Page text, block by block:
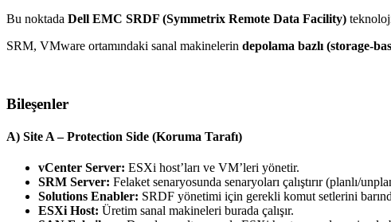
Bu noktada Dell EMC SRDF (Symmetrix Remote Data Facility)
SRM, VMware ortamındaki sanal makinelerin depolama bazlı (storage-
Bileşenler
A) Site A – Protection Side (Koruma Tarafı)
vCenter Server: ESXi host’ları ve VM’leri yönetir.
SRM Server: Felaket senaryosunda senaryoları çalıştırır (planlı/
Solutions Enabler: SRDF yönetimi için gerekli komut setlerini
ESXi Host: Üretim sanal makineleri burada çalışır.